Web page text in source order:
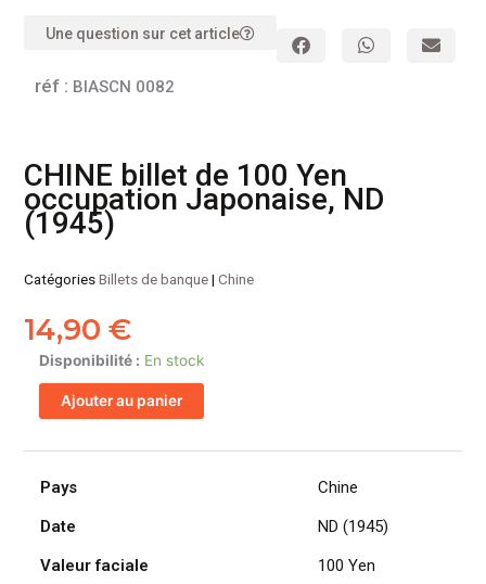
Une question sur cet article
réf : BIASCN 0082
CHINE billet de 100 Yen
occupation Japonaise, ND
(1945)
CatégoriesBillets de banque|Chine
14,90€
Disponibilité : En stock
quantité
de
CHINE
de
100
occupation
ND
Ajouter au panier
Pays
Chine
Date
ND (1945)
Valeur faciale
100 Yen